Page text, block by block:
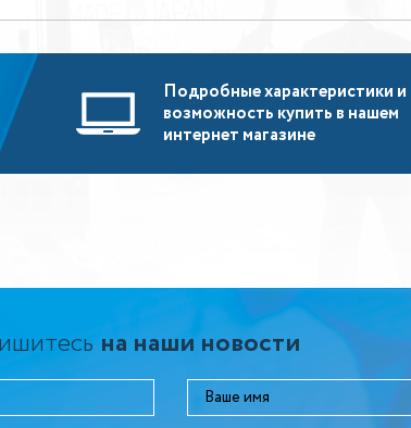
Подробные характеристики и
возможность купить в нашем
интернет магазине
на наши новости